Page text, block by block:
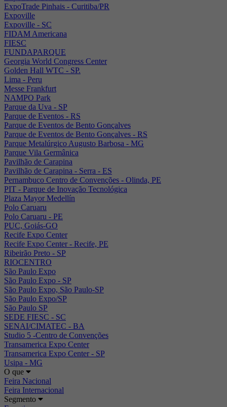
ExpoTrade Pinhais - Curitiba/PR
Expoville
Expoville - SC
FIDAM Americana
FIESC
FUNDAPARQUE
Georgia World Congress Center
Golden Hall WTC - SP.
Lima - Peru
Messe Frankfurt
NAMPO Park
Parque da Uva - SP
Parque de Eventos - RS
Parque de Eventos de Bento Gonçalves
Parque de Eventos de Bento Gonçalves - RS
Parque Metalúrgico Augusto Barbosa - MG
Parque Vila Germânica
Pavilhão de Carapina
Pavilhão de Carapina - Serra - ES
Pernambuco Centro de Convenções - Olinda, PE
PIT - Parque de Inovação Tecnológica
Plaza Mayor Medellín
Polo Caruaru
Polo Caruaru - PE
PUC, Goiás-GO
Recife Expo Center
Recife Expo Center - Recife, PE
Ribeirão Preto - SP
RIOCENTRO
São Paulo Expo
São Paulo Expo - SP
São Paulo Expo, São Paulo-SP
São Paulo Expo/SP
São Paulo SP
SEDE FIESC - SC
SENAI/CIMATEC - BA
Studio 5 -Centro de Convenções
Transamerica Expo Center
Transamerica Expo Center - SP
Usipa - MG
O que
Feira Nacional
Feira Internacional
Segmento